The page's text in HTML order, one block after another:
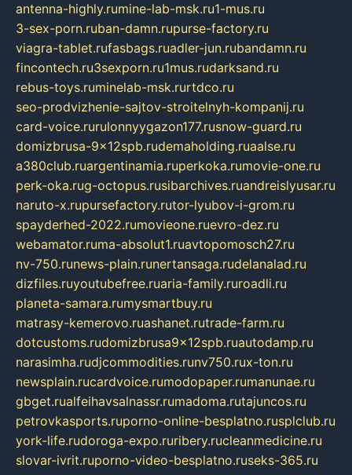
antenna-highly.rumine-lab-msk.ru1-mus.ru
3-sex-porn.ruban-damn.rupurse-factory.ru
viagra-tablet.rufasbags.ruadler-jun.rubandamn.ru
fincontech.ru3sexporn.ru1mus.rudarksand.ru
rebus-toys.ruminelab-msk.rurtdco.ru
seo-prodvizhenie-sajtov-stroitelnyh-kompanij.ru
card-voice.rurulonnyygazon177.rusnow-guard.ru
domizbrusa-9x12spb.rudemaholding.ruaalse.ru
a380club.ruargentinamia.ruperkoka.rumovie-one.ru
perk-oka.rug-octopus.rusibarchives.ruandreislyusar.ru
naruto-x.rupursefactory.rutor-lyubov-i-grom.ru
spayderhed-2022.rumovieone.ruevro-dez.ru
webamator.ruma-absolut1.ruavtopomosch27.ru
nv-750.runews-plain.runertansaga.rudelanalad.ru
dizfiles.ruyoutubefree.ruaria-family.ruroadli.ru
planeta-samara.rumysmartbuy.ru
matrasy-kemerovo.ruashanet.rutrade-farm.ru
dotcustoms.rudomizbrusa9x12spb.ruautodamp.ru
narasimha.rudjcommodities.runv750.rux-ton.ru
newsplain.rucardvoice.rumodopaper.rumanunae.ru
gbget.rualfeihavsalnassr.rumadoma.rutajuncos.ru
petrovkasports.ruporno-online-besplatno.rusplclub.ru
york-life.rudoroga-expo.ruribery.rucleanmedicine.ru
slovar-ivrit.ruporno-video-besplatno.ruseks-365.ru